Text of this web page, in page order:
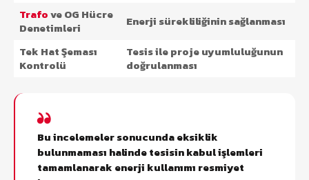
Trafove OG Hücre
Denetimleri
Enerji sürekliliğinin sağlanması
Tek Hat Şeması
Kontrolü
Tesis ile proje uyumluluğunun
doğrulanması
Bu incelemeler sonucunda eksiklik
bulunmaması halinde tesisin kabul işlemleri
tamamlanarak enerji kullanımı resmiyet